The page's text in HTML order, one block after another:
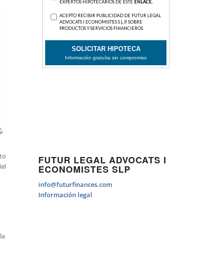
FUTUR LEGAL ADVOCATS I
ECONOMISTES SLP
info@futurfinances.com
Información legal